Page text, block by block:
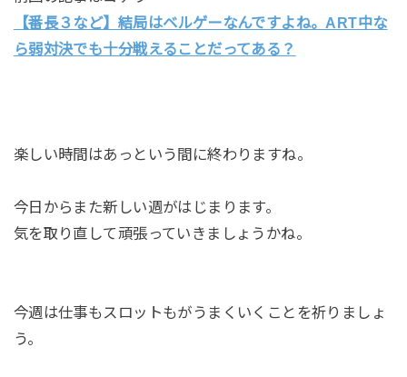
【番長３など】結局はベルゲーなんですよね。ART中な
ら弱対決でも十分戦えることだってある？
楽しい時間はあっという間に終わりますね。
今日からまた新しい週がはじまります。
気を取り直して頑張っていきましょうかね。
今週は仕事もスロットもがうまくいくことを祈りましょ
う。